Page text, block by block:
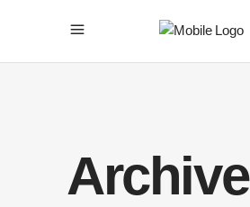
Archive